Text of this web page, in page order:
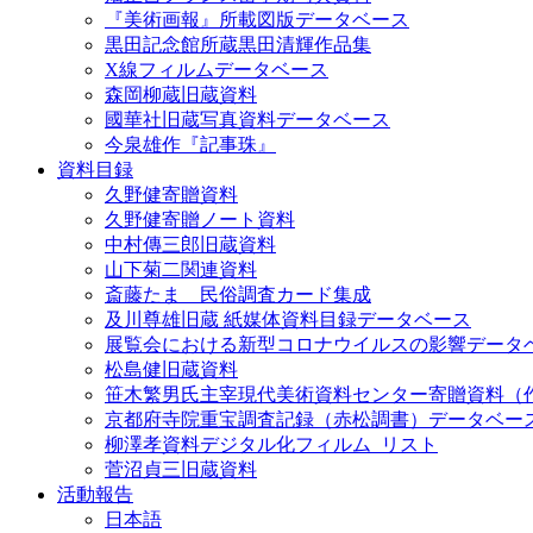
『美術画報』所載図版データベース
黒田記念館所蔵黒田清輝作品集
X線フィルムデータベース
森岡柳蔵旧蔵資料
國華社旧蔵写真資料データベース
今泉雄作『記事珠』
資料目録
久野健寄贈資料
久野健寄贈ノート資料
中村傳三郎旧蔵資料
山下菊二関連資料
斎藤たま 民俗調査カード集成
及川尊雄旧蔵 紙媒体資料目録データベース
展覧会における新型コロナウイルスの影響データ
松島健旧蔵資料
笹木繁男氏主宰現代美術資料センター寄贈資料（
京都府寺院重宝調査記録（赤松調書）データベー
柳澤孝資料デジタル化フィルム_リスト
菅沼貞三旧蔵資料
活動報告
日本語